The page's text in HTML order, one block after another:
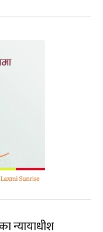
न्यायाधीश